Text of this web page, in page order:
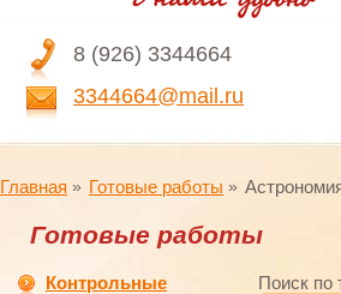
8 (926) 3344664
3344664@mail.ru
Главная Готовые работы
Готовые работы
Контрольные
Поиск по